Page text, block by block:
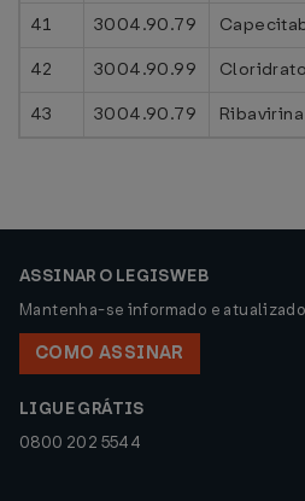
41
3004.90.79
42
3004.90.99
43
3004.90.79 Ribavirina
ASSINAR O LEGISWEB
Mantenha-se informado e
COMO ASSINAR
LIGUE GRÁTIS
0800 202 5544